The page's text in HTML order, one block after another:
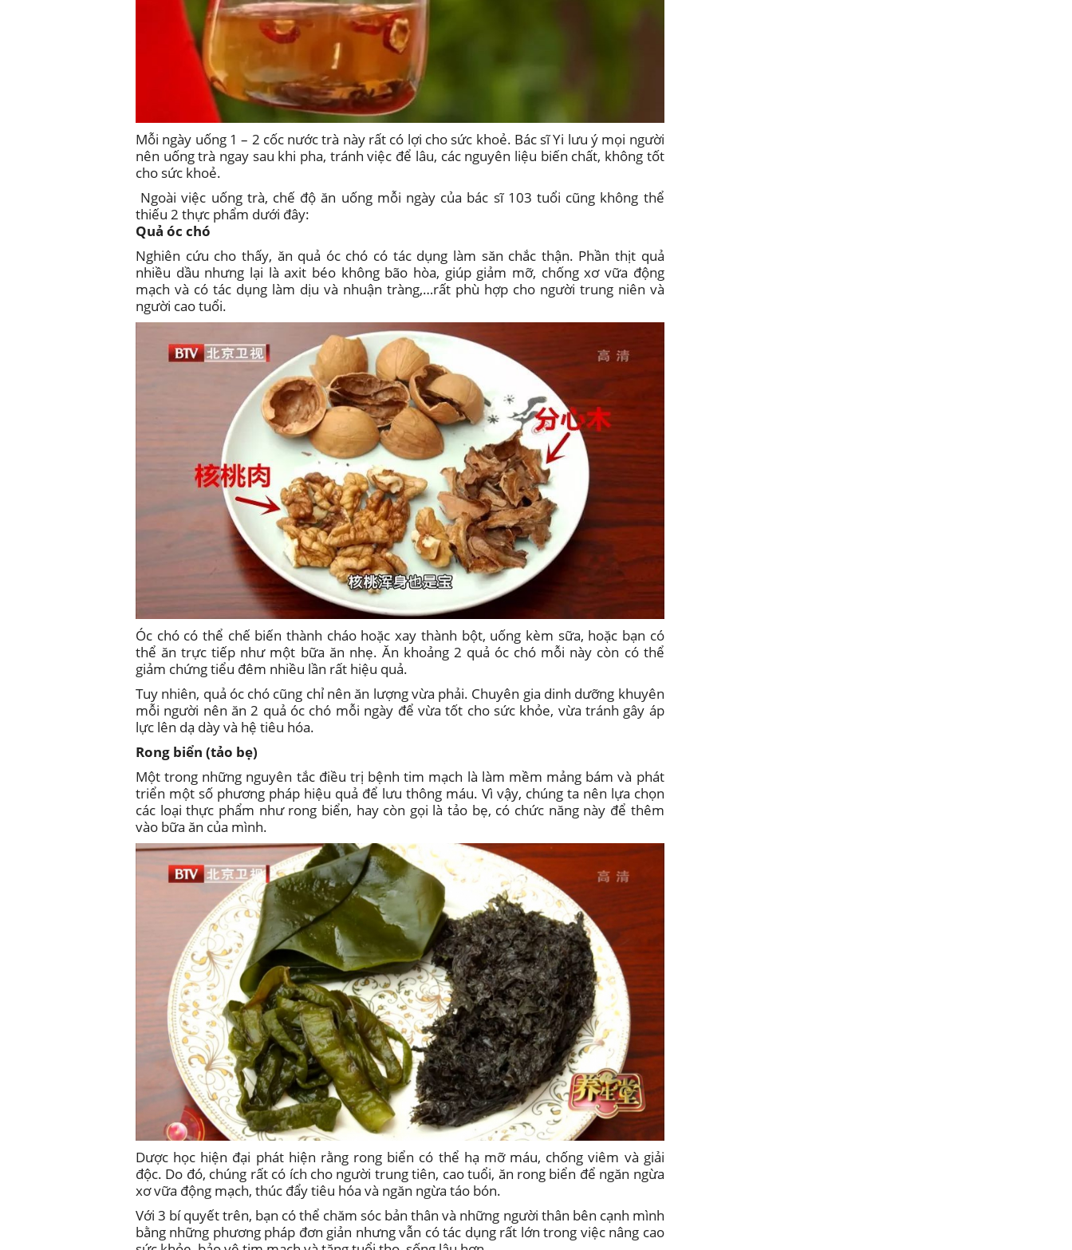
Mỗi ngày uống 1 – 2 cốc nước trà này rất có lợi cho sức khoẻ. Bác sĩ Yi lưu ý mọi người
nên uống trà ngay sau khi pha, tránh việc để lâu, các nguyên liệu biến chất, không tốt
cho sức khoẻ.
Ngoài việc uống trà, chế độ ăn uống mỗi ngày của bác sĩ 103 tuổi cũng không thể
thiếu 2 thực phẩm dưới đây:
Quả óc chó
Nghiên cứu cho thấy, ăn quả óc chó có tác dụng làm săn chắc thận. Phần thịt quả
nhiều dầu nhưng lại là axit béo không bão hòa, giúp giảm mỡ, chống xơ vữa động
mạch và có tác dụng làm dịu và nhuận tràng,…rất phù hợp cho người trung niên và
người cao tuổi.
Óc chó có thể chế biến thành cháo hoặc xay thành bột, uống kèm sữa, hoặc bạn có
thể ăn trực tiếp như một bữa ăn nhẹ. Ăn khoảng 2 quả óc chó mỗi này còn có thể
giảm chứng tiểu đêm nhiều lần rất hiệu quả.
Tuy nhiên, quả óc chó cũng chỉ nên ăn lượng vừa phải. Chuyên gia dinh dưỡng khuyên
mỗi người nên ăn 2 quả óc chó mỗi ngày để vừa tốt cho sức khỏe, vừa tránh gây áp
lực lên dạ dày và hệ tiêu hóa.
Rong biển (tảo bẹ)
Một trong những nguyên tắc điều trị bệnh tim mạch là làm mềm mảng bám và phát
triển một số phương pháp hiệu quả để lưu thông máu. Vì vậy, chúng ta nên lựa chọn
các loại thực phẩm như rong biển, hay còn gọi là tảo bẹ, có chức năng này để thêm
vào bữa ăn của mình.
Dược học hiện đại phát hiện rằng rong biển có thể hạ mỡ máu, chống viêm và giải
độc. Do đó, chúng rất có ích cho người trung tiên, cao tuổi, ăn rong biển để ngăn ngừa
xơ vữa động mạch, thúc đẩy tiêu hóa và ngăn ngừa táo bón.
Với 3 bí quyết trên, bạn có thể chăm sóc bản thân và những người thân bên cạnh mình
bằng những phương pháp đơn giản nhưng vẫn có tác dụng rất lớn trong việc nâng cao